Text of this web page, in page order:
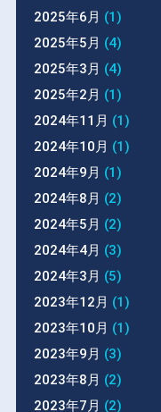
2025年6月 (1)
2025年5月 (4)
2025年3月 (4)
2025年2月 (1)
2024年11月 (1)
2024年10月 (1)
2024年9月 (1)
2024年8月 (2)
2024年5月 (2)
2024年4月 (3)
2024年3月 (5)
2023年12月 (1)
2023年10月 (1)
2023年9月 (3)
2023年8月 (2)
2023年7月 (2)